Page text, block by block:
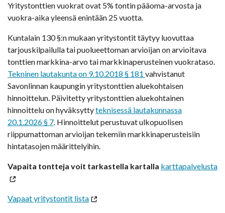
Yritystonttien vuokrat ovat 5% tontin pääoma-arvosta ja
vuokra-aika yleensä enintään 25 vuotta.
Kuntalain 130 §:n mukaan yritystontit täytyy luovuttaa
tarjouskilpailulla tai puolueettoman arvioijan on arvioitava
tonttien markkina-arvo tai markkinaperusteinen vuokrataso.
Tekninen lautakunta on 9.10.2018 § 181 vahvistanut
Savonlinnan kaupungin yritystonttien aluekohtaisen
hinnoittelun. Päivitetty yritystonttien aluekohtainen
hinnoittelu on hyväksyttyteknisessä lautakunnassa
20.1.2026 § 7. Hinnoittelut perustuvat ulkopuolisen
riippumattoman arvioijan tekemiin markkinaperusteisiin
hintatasojen määrittelyihin.
Vapaita tontteja voit tarkastella kartalla karttapalvelusta
Vapaat yritystontit lista